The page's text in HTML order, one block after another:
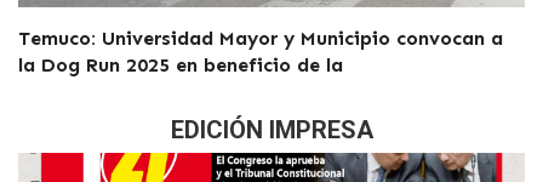
Temuco: Universidad Mayor y Municipio convocan a
la Dog Run 2025 en beneficio de la
EDICIÓN IMPRESA